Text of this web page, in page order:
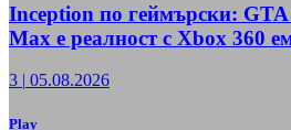
Inception по геймърски:
Max е реалност с Xbox 360
3 | 05.08.2026
Play